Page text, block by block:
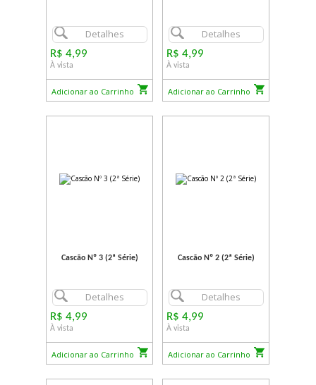
Detalhes
R$ 4,99
À vista
Adicionar ao Carrinho
Detalhes
R$ 4,99
À vista
Adicionar ao Carrinho
Cascão Nº 3 (2ª Série)
Detalhes
R$ 4,99
À vista
Adicionar ao Carrinho
Cascão Nº 2 (2ª Série)
Detalhes
R$ 4,99
À vista
Adicionar ao Carrinho